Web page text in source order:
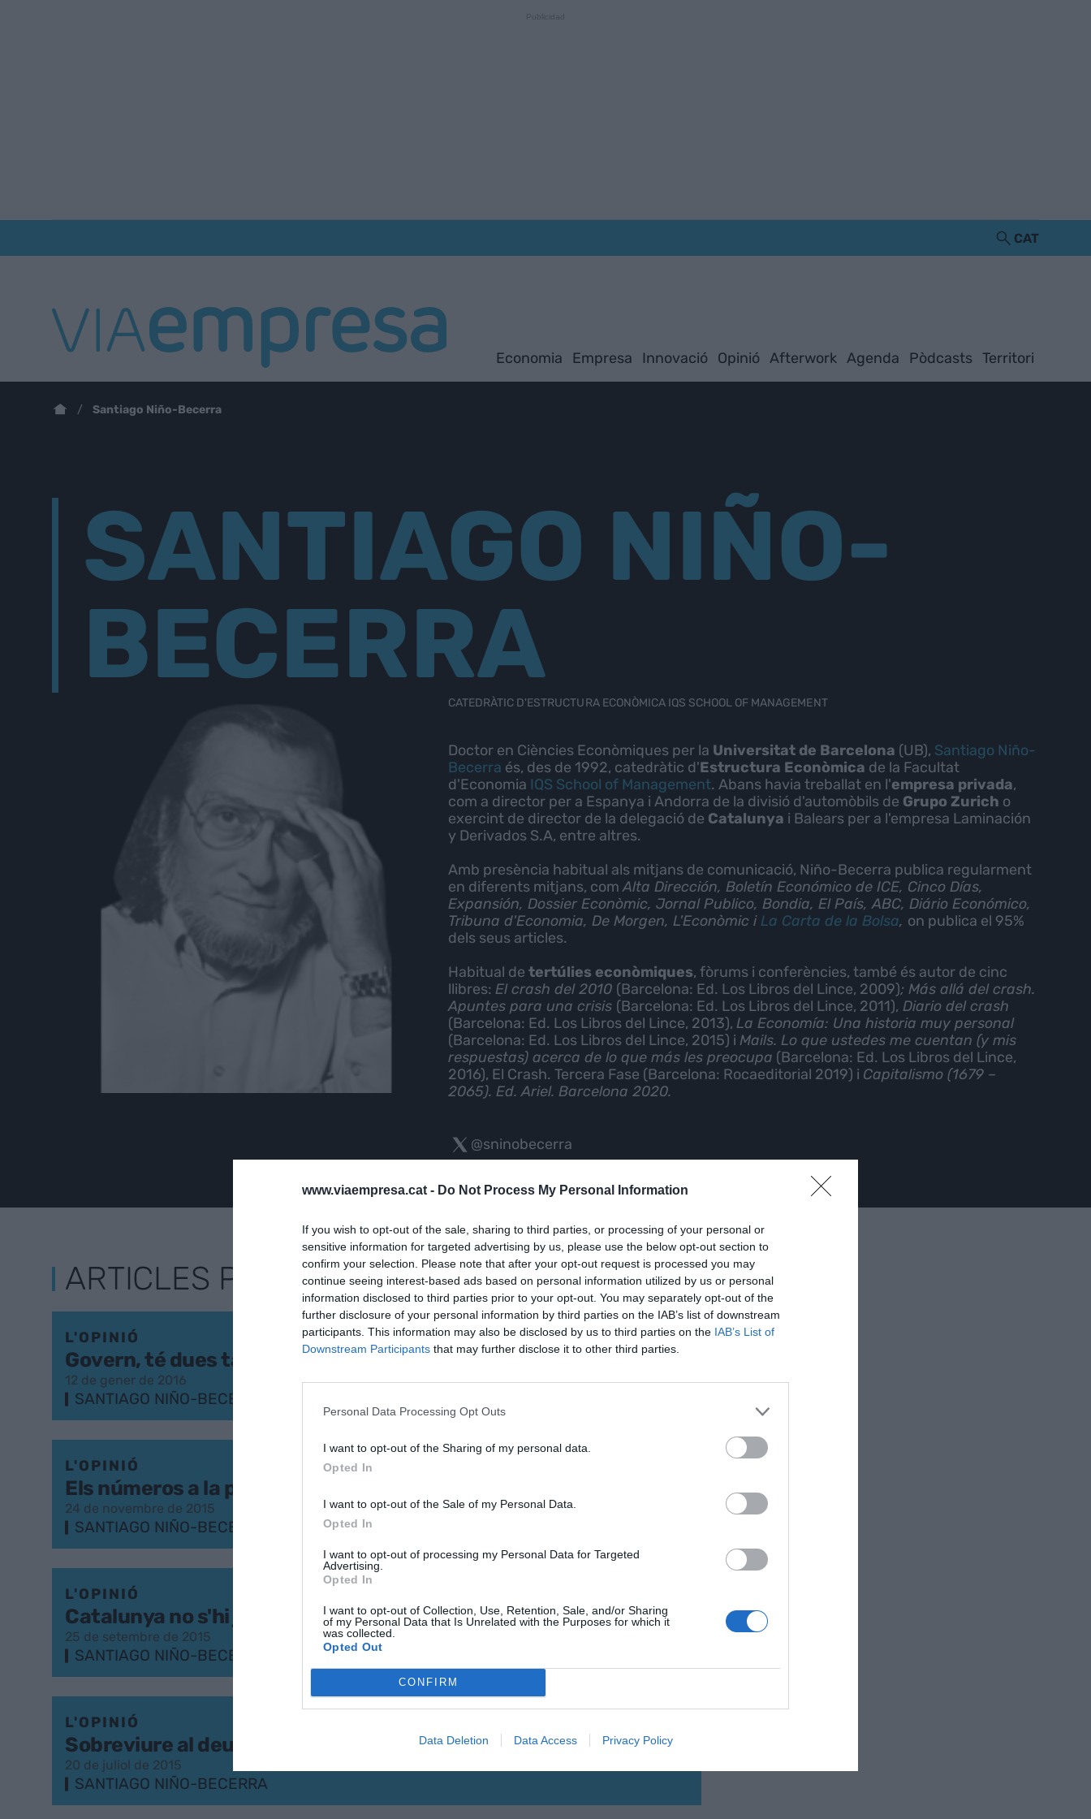
www.viaempresa.cat - Do Not Process My Personal Information
If you wish to opt-out of the sale, sharing to third parties, or processing of your personal or
sensitive information for targeted advertising by us, please use the below opt-out section to
confirm your selection. Please note that after your opt-out request is processed you may
continue seeing interest-based ads based on personal information utilized by us or personal
information disclosed to third parties prior to your opt-out. You may separately opt-out of the
further disclosure of your personal information by third parties on the IAB’s list of downstream
participants. This information may also be disclosed by us to third parties on the IAB’s List of
Downstream Participants that may further disclose it to other third parties.
Personal Data Processing Opt Outs
I want to opt-out of the Sharing of my personal data.
Opted In
I want to opt-out of the Sale of my Personal Data.
Opted In
I want to opt-out of processing my Personal Data for Targeted
Advertising.
Opted In
I want to opt-out of Collection, Use, Retention, Sale, and/or Sharing
of my Personal Data that Is Unrelated with the Purposes for which it
was collected.
Opted Out
CONFIRM
Data Deletion Data Access Privacy Policy
CAT
Economia Empresa Innovació Opinió Afterwork Agenda Pòdcasts Territori
Santiago Niño-Becerra
SANTIAGO NIÑO-
BECERRA
CATEDRÀTIC D'ESTRUCTURA ECONÒMICA IQS SCHOOL OF MANAGEMENT
Doctor en Ciències Econòmiques per la Universitat de Barcelona (UB), Santiago Niño-
Becerra és, des de 1992, catedràtic d'Estructura Econòmica de la Facultat
d'Economia IQS School of Management. Abans havia treballat en l'empresa privada,
com a director per a Espanya i Andorra de la divisió d'automòbils de Grupo Zurich o
exercint de director de la delegació de Catalunya i Balears per a l'empresa Laminación
y Derivados S.A, entre altres.
Amb presència habitual als mitjans de comunicació, Niño-Becerra publica regularment
en diferents mitjans, comAlta Dirección, Boletín Económico de ICE, Cinco Días,
Expansión, Dossier Econòmic, Jornal Publico, Bondia, El País, ABC, Diário Económico,
Tribuna d'Economia, De Morgen, L'Econòmic i La Carta de la Bolsa, on publica el 95%
dels seus articles.
Habitual de tertúlies econòmiques, fòrums i conferències, també és autor de cinc
llibres: El crash del 2010 (Barcelona: Ed. Los Libros del Lince, 2009); Más allá del crash.
Apuntes para una crisis (Barcelona: Ed. Los Libros del Lince, 2011), Diario del crash
(Barcelona: Ed. Los Libros del Lince, 2013), La Economía: Una historia muy personal
(Barcelona: Ed. Los Libros del Lince, 2015) i Mails. Lo que ustedes me cuentan (y mis
respuestas) acerca de lo que más les preocupa (Barcelona: Ed. Los Libros del Lince,
2016), El Crash. Tercera Fase (Barcelona: Rocaeditorial 2019) i Capitalismo (1679 –
2065). Ed. Ariel. Barcelona 2020.
@sninobecerra
ARTICLES PUBLICATS
L'OPINIÓ
Govern, té dues tasques al davant
12 de gener de 2016
SANTIAGO NIÑO-BECERRA
L'OPINIÓ
Els números a la pissarra
24 de novembre de 2015
SANTIAGO NIÑO-BECERRA
L'OPINIÓ
Catalunya no s'hi juga res
25 de setembre de 2015
SANTIAGO NIÑO-BECERRA
L'OPINIÓ
Sobreviure al deute grec
20 de juliol de 2015
SANTIAGO NIÑO-BECERRA